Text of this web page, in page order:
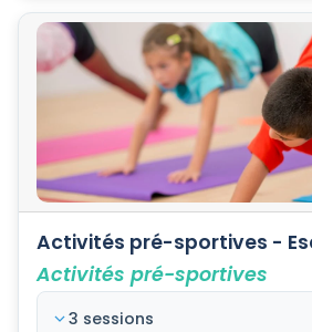
Activités pré-sportives -
Activités pré-sportives
3 sessions